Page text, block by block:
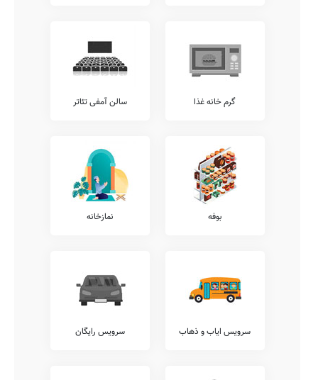
درسی، کلاس های آمادگی المپیاد، و... شامل می شود.
همچنین خدمات فوق برنامه دیگری نیز نظیر آموزش مهارت های زندگی،
محاسبات ذهنی ریاضی، آموزش های تخصصی ورزشی، آموزش لگو،
آموزش موسیقی، کلاس های روش صحیح تست زنی، آموزش قرآن،
تماس حاصل نمایید.
معاینات پزشکی
بر طبق دستورالعمل ها و ضوابط ارائه شده به مدارس کشور، مدارس
مقاطع مختلف ملزم به این هستند که معاینات مستمر پزشکی به دانش
ارتباط برقرار نمایید.
بدیهی است که وجود آزمایشگاه های گوناگون در هر مدرسه، شامل
گرم خانه غذا سالن آمفی تئاتر
بوفه نمازخانه
سرویس ایاب و ذهاب سرویس رایگان